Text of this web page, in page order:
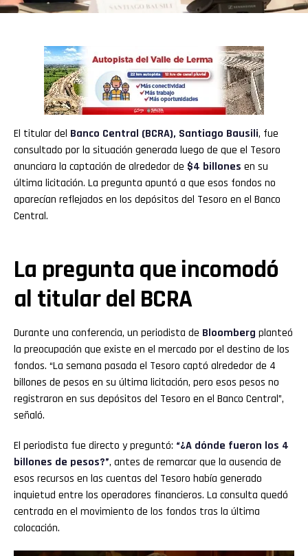
El titular del Banco Central (BCRA), Santiago Bausili, fue
consultado por la situación generada luego de que el Tesoro
anunciara la captación de alrededor de $4 billones en su
última licitación. La pregunta apuntó a que esos fondos no
aparecían reflejados en los depósitos del Tesoro en el Banco
Central.
La pregunta que incomodó
al titular del BCRA
Durante una conferencia, un periodista de Bloomberg planteó
la preocupación que existe en el mercado por el destino de los
fondos. “La semana pasada el Tesoro captó alrededor de 4
billones de pesos en su última licitación, pero esos pesos no
registraron en sus depósitos del Tesoro en el Banco Central”,
señaló.
El periodista fue directo y preguntó: “¿A dónde fueron los 4
billones de pesos?”, antes de remarcar que la ausencia de
esos recursos en las cuentas del Tesoro había generado
inquietud entre los operadores financieros. La consulta quedó
centrada en el movimiento de los fondos tras la última
colocación.